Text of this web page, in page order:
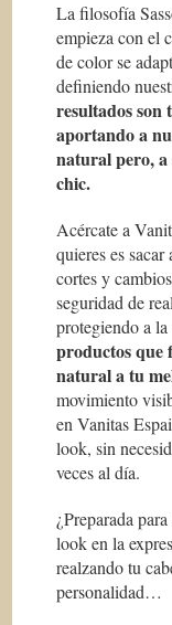
La filosofía
empieza con el
de color se
definiendo
resultados son
aportando a
natural pero, a
chic.
Acércate a
quieres es
cortes y
seguridad de
protegiendo a
productos
natural a tu
movimiento
en Vanitas
look, sin
veces al día.
¿Preparada
look en la
realzando tu
personalidad…